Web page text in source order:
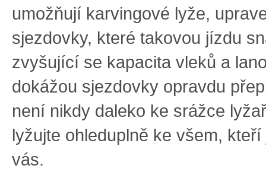
umožňují karvingové lyže,
sjezdovky, které takovou jízdu
zvyšující se kapacita vleků a
dokážou sjezdovky opravdu
není nikdy daleko ke srážce
lyžujte ohleduplně ke všem,
vás.